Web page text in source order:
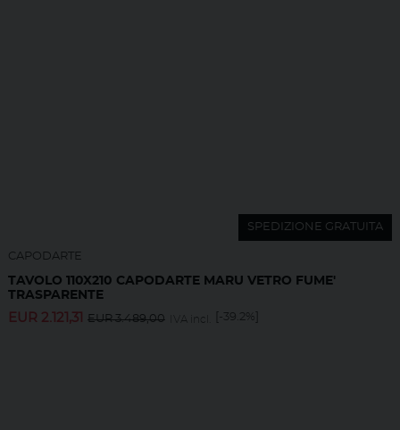
SPEDIZIONE GRATUITA
CAPODARTE
TAVOLO 110X210 CAPODARTE MARU VETRO FUME'
TRASPARENTE
EUR 2.121,31 EUR3.489,00 IVA incl. [-39.2%]